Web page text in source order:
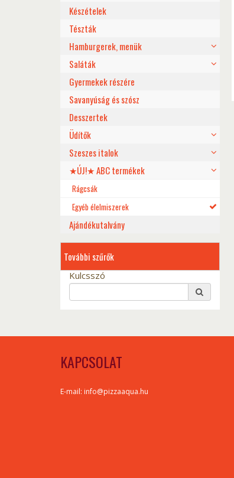
Készételek
Tészták
Hamburgerek, menük
Saláták
Gyermekek részére
Savanyúság és szósz
Desszertek
Üdítők
Szeszes italok
★ÚJ!★ ABC termékek
Rágcsák
Egyéb élelmiszerek
Ajándékutalvány
További szűrők
Kulcsszó
KAPCSOLAT
E-mail: info@pizzaaqua.hu